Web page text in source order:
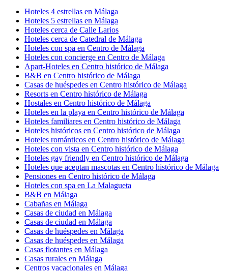
Hoteles 4 estrellas en Málaga
Hoteles 5 estrellas en Málaga
Hoteles cerca de Calle Larios
Hoteles cerca de Catedral de Málaga
Hoteles con spa en Centro de Málaga
Hoteles con concierge en Centro de Málaga
Apart-Hoteles en Centro histórico de Málaga
B&B en Centro histórico de Málaga
Casas de huéspedes en Centro histórico de Málaga
Resorts en Centro histórico de Málaga
Hostales en Centro histórico de Málaga
Hoteles en la playa en Centro histórico de Málaga
Hoteles familiares en Centro histórico de Málaga
Hoteles históricos en Centro histórico de Málaga
Hoteles románticos en Centro histórico de Málaga
Hoteles con vista en Centro histórico de Málaga
Hoteles gay friendly en Centro histórico de Málaga
Hoteles que aceptan mascotas en Centro histórico de Málaga
Pensiones en Centro histórico de Málaga
Hoteles con spa en La Malagueta
B&B en Málaga
Cabañas en Málaga
Casas de ciudad en Málaga
Casas de ciudad en Málaga
Casas de huéspedes en Málaga
Casas de huéspedes en Málaga
Casas flotantes en Málaga
Casas rurales en Málaga
Centros vacacionales en Málaga